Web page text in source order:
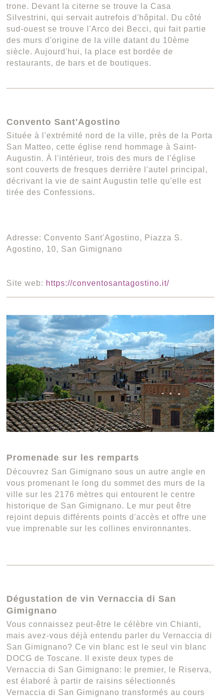
trone. Devant la citerne se trouve la Casa
Silvestrini, qui servait autrefois d'hôpital. Du côté
sud-ouest se trouve l'Arco dei Becci, qui fait partie
des murs d'origine de la ville datant du 10ème
siècle. Aujourd'hui, la place est bordée de
restaurants, de bars et de boutiques.
Convento Sant'Agostino
Située à l'extrémité nord de la ville, près de la Porta
San Matteo, cette église rend hommage à Saint-
Augustin. À l'intérieur, trois des murs de l'église
sont couverts de fresques derrière l'autel principal,
décrivant la vie de saint Augustin telle qu'elle est
tirée des Confessions.
Adresse: Convento Sant'Agostino, Piazza S.
Agostino, 10, San Gimignano
Site web: https://conventosantagostino.it/
Promenade sur les remparts
Découvrez San Gimignano sous un autre angle en
vous promenant le long du sommet des murs de la
ville sur les 2176 mètres qui entourent le centre
historique de San Gimignano. Le mur peut être
rejoint depuis différents points d'accès et offre une
vue imprenable sur les collines environnantes.
Dégustation de vin Vernaccia di San
Gimignano
Vous connaissez peut-être le célèbre vin Chianti,
mais avez-vous déjà entendu parler du Vernaccia di
San Gimignano? Ce vin blanc est le seul vin blanc
DOCG de Toscane. Il existe deux types de
Vernaccia di San Gimignano: le premier, le Riserva,
est élaboré à partir de raisins sélectionnés
Vernaccia di San Gimignano transformés au cours